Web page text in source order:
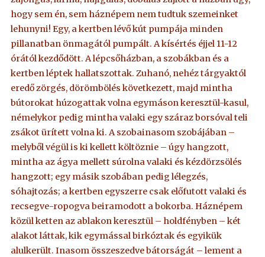
hogy sem én, sem háznépem nem tudtuk szemeinket
lehunyni! Egy, a kertben lévő kút pumpája minden
pillanatban önmagától pumpált. A kísértés éjjel 11-12
órától kezdődött. A lépcsőházban, a szobákban és a
kertben léptek hallatszottak. Zuhanó, nehéz tárgyaktól
eredő zörgés, dörömbölés következett, majd mintha
bútorokat húzogattak volna egymáson keresztül-kasul,
némelykor pedig mintha valaki egy száraz borsóval teli
zsákot ürített volna ki. A szobainasom szobájában –
melyből végül is ki kellett költöznie – úgy hangzott,
mintha az ágya mellett súrolna valaki és kézdörzsölés
hangzott; egy másik szobában pedig lélegzés,
sóhajtozás; a kertben egyszerre csak előfutott valaki és
recsegve-ropogva beiramodott a bokorba. Háznépem
közül ketten az ablakon keresztül – holdfényben – két
alakot láttak, kik egymással birkóztak és egyikük
alulkerült. Inasom összeszedve bátorságát – lement a